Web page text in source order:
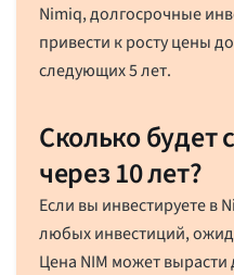
Nimiq, долгосрочные
привести к росту цены до
следующих 5 лет.
Сколько будет
через 10 лет?
Если вы инвестируете в
любых инвестиций,
Цена NIM может вырасти